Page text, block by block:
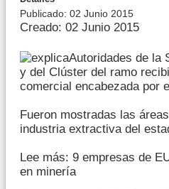
Publicado: 02 Junio 2015
Creado: 02 Junio 2015
Autoridades de la
y del Clúster del ramo
comercial encabezada por
Fueron mostradas las
industria extractiva del
Lee más: 9 empresas de
en minería